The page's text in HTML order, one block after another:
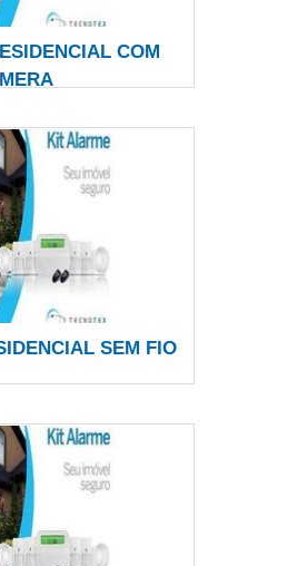
COM
SEM FIO